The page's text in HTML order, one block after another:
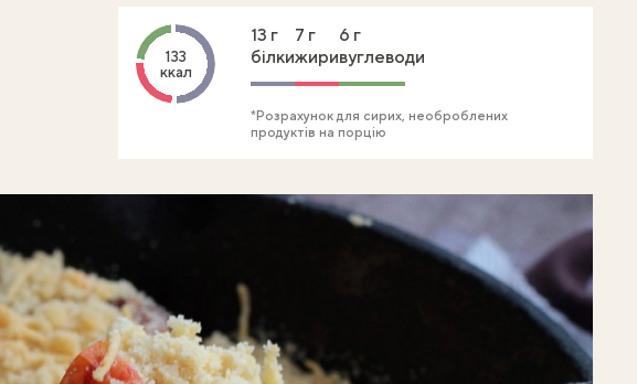
133
ккал
13 г
білки
7 г
жири
6 г
вуглеводи
*Розрахунок для сирих, необроблених
продуктів на порцію